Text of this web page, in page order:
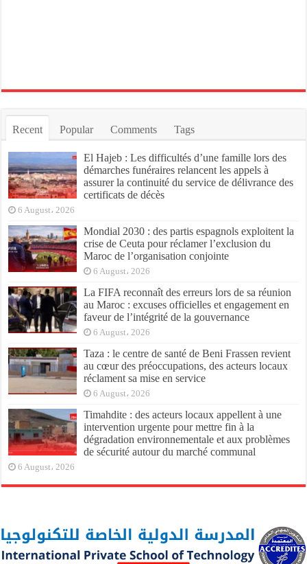
Recent Popular Comments Tags
El Hajeb : Les difficultés d’une famille lors des
démarches funéraires relancent les appels à
assurer la continuité du service de délivrance des
certificats de décès
6 August، 2026
Mondial 2030 : des partis espagnols exploitent la
crise de Ceuta pour réclamer l’exclusion du
Maroc de l’organisation conjointe
6 August، 2026
La FIFA reconnaît des erreurs lors de sa réunion
au Maroc : excuses officielles et engagement en
faveur de l’intégrité de la gouvernance
6 August، 2026
Taza : le centre de santé de Beni Frassen revient
au cœur des préoccupations, des acteurs locaux
réclament sa mise en service
6 August، 2026
Timahdite : des acteurs locaux appellent à une
intervention urgente pour mettre fin à la
dégradation environnementale et aux problèmes
de sécurité autour du marché communal
6 August، 2026